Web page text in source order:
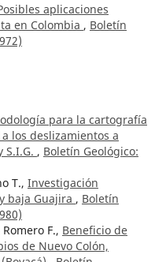
aplicaciones
en Colombia , Boletín
para la cartografía
los deslizamientos a
S.I.G. , Boletín Geológico:
T., Investigación
baja Guajira , Boletín
F., Beneficio de
de Nuevo Colón,